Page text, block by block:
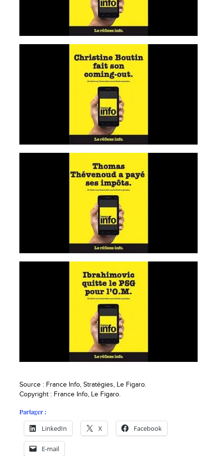
Source : France Info, Stratégies, Le Figaro.
Copyright : France Info, Le Figaro.
Partager :
LinkedIn X Facebook
E-mail